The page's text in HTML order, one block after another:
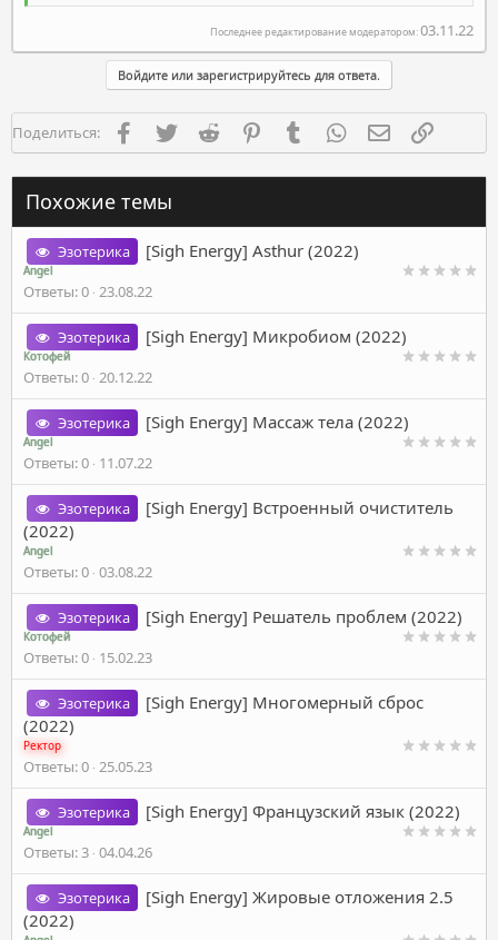
Последнее редактирование модератором:03.11.22
Войдите или зарегистрируйтесь для ответа.
Поделиться: FacebookTwitter Reddit PinterestTumblr WhatsAppЭлектронная
Похожие темы
Эзотерика [Sigh Energy] Asthur (2022)
Angel
Ответы 0 23.08.22
Эзотерика [Sigh Energy] Микробиом (2022)
Котофей
Ответы 0 20.12.22
Эзотерика [Sigh Energy] Массаж тела (2022)
Angel
Ответы 0 11.07.22
Эзотерика
[Sigh Energy] Встроенный очиститель
(2022)
Angel
Ответы 0 03.08.22
Эзотерика [Sigh Energy] Решатель проблем (2022)
Котофей
Ответы 0 15.02.23
Эзотерика
[Sigh Energy] Многомерный сброс
(2022)
Ректор
Ответы 0 25.05.23
Эзотерика [Sigh Energy] Французский язык (2022)
Angel
Ответы 3 04.04.26
Эзотерика
[Sigh Energy] Жировые отложения 2.5
(2022)